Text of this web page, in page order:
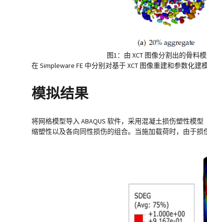
图1：由 XCT 图像分割出的骨料
在 Simpleware FE 中分别对基于 XCT 图像重建和参数化
模拟结果
将网格模型导入 ABAQUS 软件，采用混凝土损伤塑性模
缩塑性以及各向同性损伤的组合。当施加载荷时，由于